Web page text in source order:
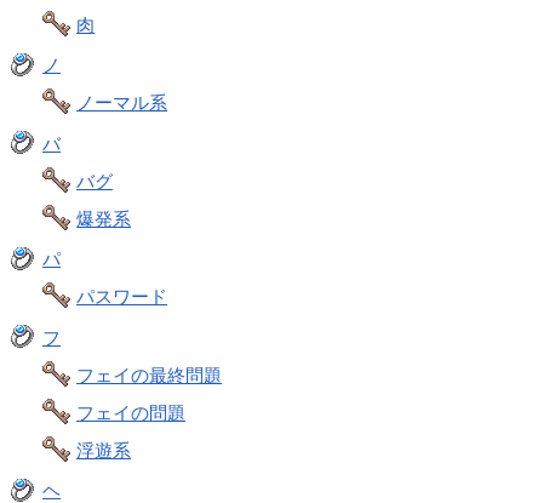
肉
ノ
ノーマル系
バ
バグ
爆発系
パ
パスワード
フ
フェイの最終問題
フェイの問題
浮遊系
ヘ